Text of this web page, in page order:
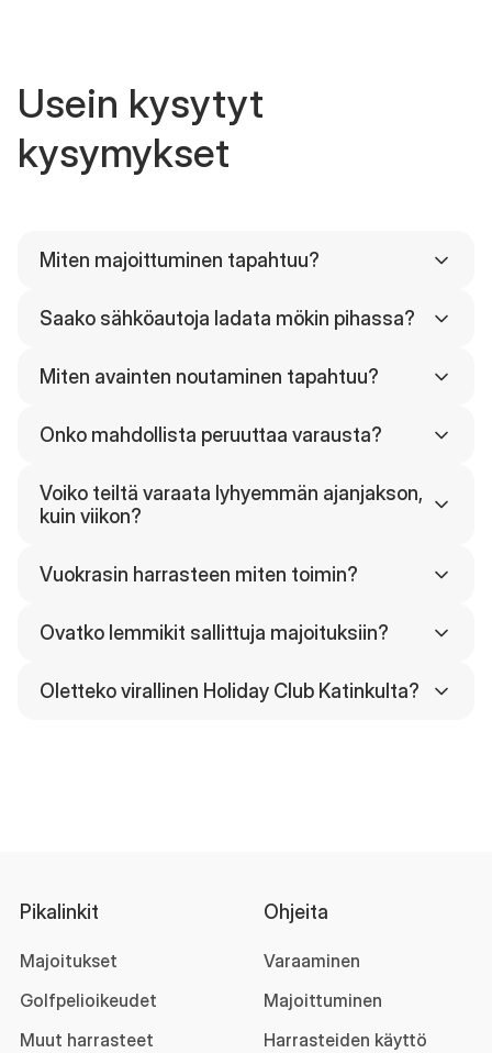
Usein kysytyt
kysymykset
Miten majoittuminen tapahtuu?
Saako sähköautoja ladata mökin pihassa?
Miten avainten noutaminen tapahtuu?
Onko mahdollista peruuttaa varausta?
Voiko teiltä varaata lyhyemmän ajanjakson,
kuin viikon?
Vuokrasin harrasteen miten toimin?
Ovatko lemmikit sallittuja majoituksiin?
Oletteko virallinen Holiday Club Katinkulta?
Pikalinkit
Majoitukset
Golfpelioikeudet
Muut harrasteet
Ohjeita
Varaaminen
Majoittuminen
Harrasteiden käyttö